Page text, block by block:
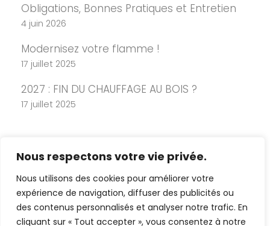
Nous respectons votre vie privée.
Nous utilisons des cookies pour améliorer votre
expérience de navigation, diffuser des publicités ou
des contenus personnalisés et analyser notre trafic. En
cliquant sur « Tout accepter », vous consentez à notre
Obligations, Bonnes Pratiques et Entretien
4 juin 2026
Modernisez votre flamme !
17 juillet 2025
2027 : FIN DU CHAUFFAGE AU BOIS ?
17 juillet 2025